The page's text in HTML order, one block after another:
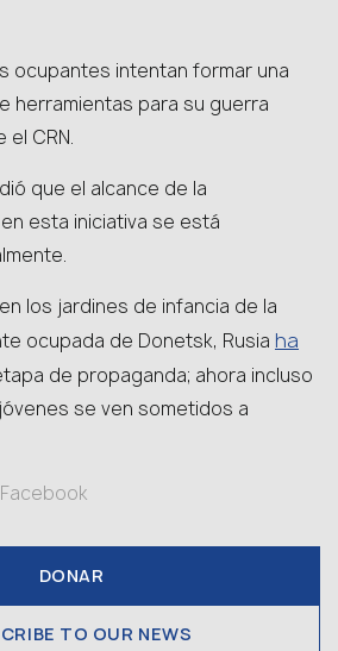
ocupantes intentan formar una
herramientas para su guerra
el CRN.
que el alcance de la
esta iniciativa se está
los jardines de infancia de la
ocupada de Donetsk, Rusia ha
de propaganda; ahora incluso
se ven sometidos a
DONAR
TO OUR NEWS